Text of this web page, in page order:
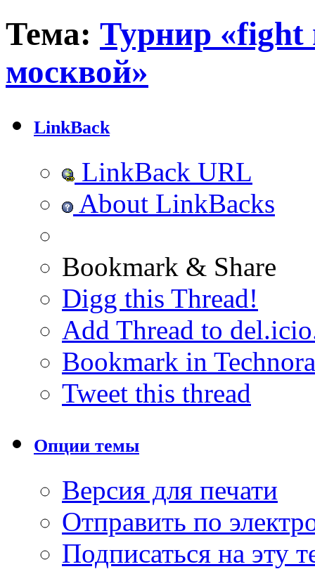
Тема: Турнир «fight
москвой»
LinkBack
LinkBack URL
About LinkBacks
Bookmark & Share
Digg this Thread!
Add Thread to
Bookmark in
Tweet this thread
Опции темы
Версия для печати
Отправить по
Подписаться на эту